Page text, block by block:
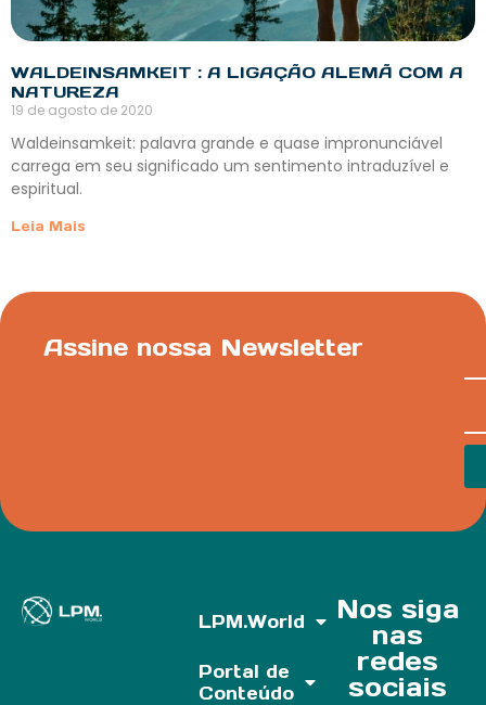
WALDEINSAMKEIT : A LIGAÇÃO ALEMÃ COM A
NATUREZA
19 de agosto de 2020
Waldeinsamkeit: palavra grande e quase impronunciável
carrega em seu significado um sentimento intraduzível e
espiritual.
Leia Mais
Assine nossa Newsletter
LPM.World
Portal de
Conteúdo
Nos siga
nas
redes
sociais